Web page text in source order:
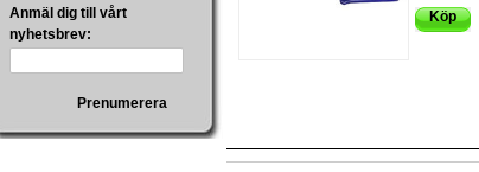
Köp
Anmäl dig till vårt
nyhetsbrev:
Prenumerera